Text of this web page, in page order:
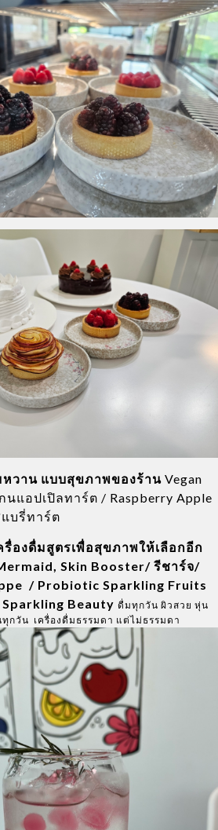
หวาน แบบสุขภาพของร้าน Vegan
นแอปเปิลทาร์ต / Raspberry Apple
บรี่ทาร์ต
รื่องดื่มสูตรเพื่อสุขภาพให้เลือกอีก
Skin Booster/ รีชาร์จ/
/ Probiotic Sparkling Fruits
Sparkling Beauty ดื่มทุกวัน ผิวสวย หุ่น
กวัน เครื่องดื่มธรรมดา แต่ไม่ธรรมดา